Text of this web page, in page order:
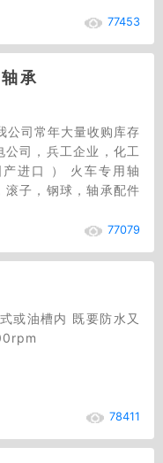
77453
承
公司常年大量收购库存
司，兵工企业，化工
进口 ） 火车专用轴
滚子，钢球，轴承配件
77079
或油槽内 既要防水又
78411